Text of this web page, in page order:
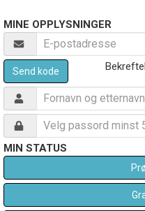
MINE OPPLYSNINGER
Send kode
MIN STATUS